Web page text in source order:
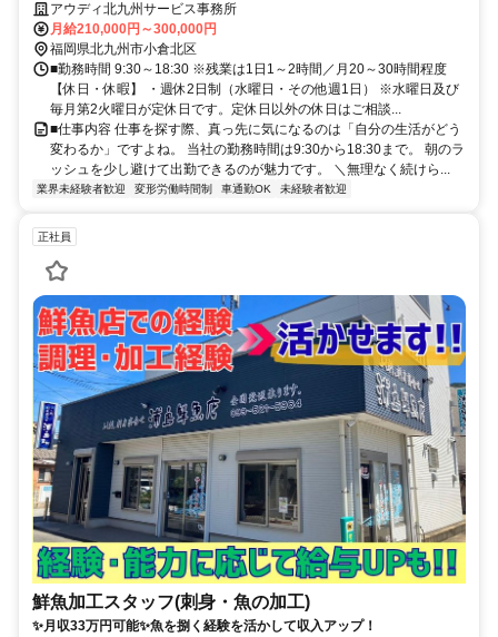
アウディ北九州サービス事務所
月給210,000円～300,000円
福岡県北九州市小倉北区
■勤務時間 9:30～18:30 ※残業は1日1～2時間／月20～30時間程度
【休日・休暇】 ・週休2日制（水曜日・その他週1日） ※水曜日及び
毎月第2火曜日が定休日です。定休日以外の休日はご相談...
■仕事内容 仕事を探す際、真っ先に気になるのは「自分の生活がどう
変わるか」ですよね。 当社の勤務時間は9:30から18:30まで。 朝のラ
ッシュを少し避けて出勤できるのが魅力です。 ＼無理なく続けら...
業界未経験者歓迎 変形労働時間制 車通勤OK 未経験者歓迎
正社員
鮮魚加工スタッフ(刺身・魚の加工)
✨月収33万円可能✨魚を捌く経験を活かして収入アップ！